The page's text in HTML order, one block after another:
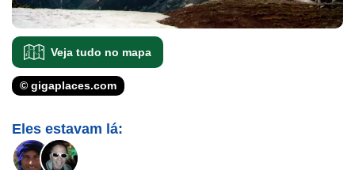
Veja tudo no mapa
© gigaplaces.com
Eles estavam lá: